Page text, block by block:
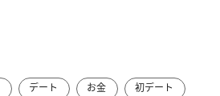
デート お金
初デート